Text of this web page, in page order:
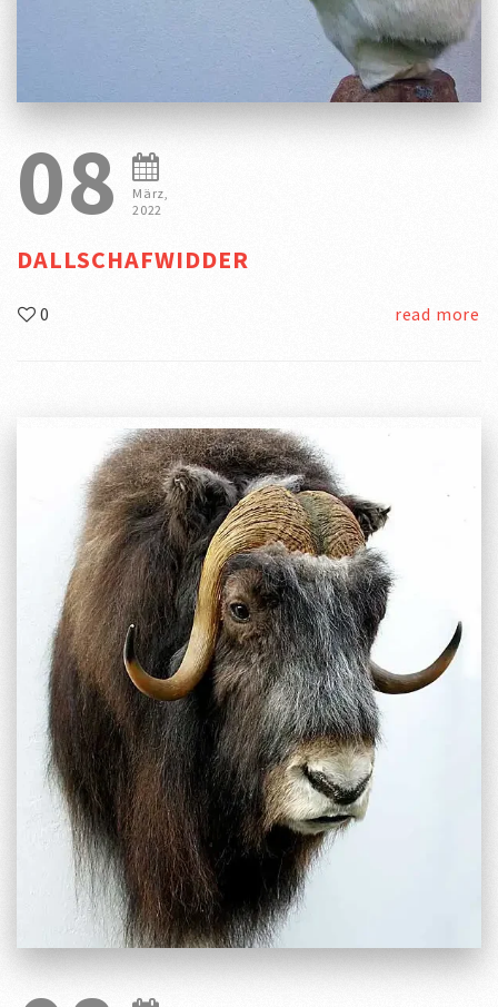
08
März,
2022
DALLSCHAFWIDDER
0 read more